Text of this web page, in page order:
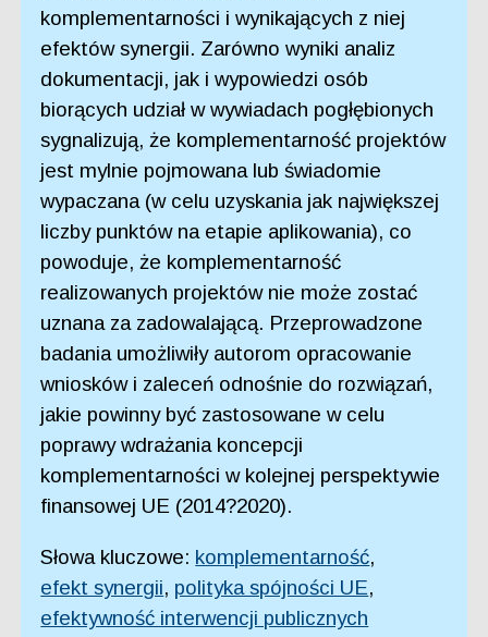
komplementarności i wynikających z niej
efektów synergii. Zarówno wyniki analiz
dokumentacji, jak i wypowiedzi osób
biorących udział w wywiadach pogłębionych
sygnalizują, że komplementarność projektów
jest mylnie pojmowana lub świadomie
wypaczana (w celu uzyskania jak największej
liczby punktów na etapie aplikowania), co
powoduje, że komplementarność
realizowanych projektów nie może zostać
uznana za zadowalającą. Przeprowadzone
badania umożliwiły autorom opracowanie
wniosków i zaleceń odnośnie do rozwiązań,
jakie powinny być zastosowane w celu
poprawy wdrażania koncepcji
komplementarności w kolejnej perspektywie
finansowej UE (2014?2020).
Słowa kluczowe: komplementarność,
efekt synergii, polityka spójności UE,
efektywność interwencji publicznych